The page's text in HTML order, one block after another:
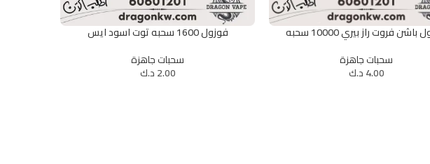
الخيارات
فروت راز بيري 10000 سحبه
سحبات جاهزة
4.00د.ك
تحديد أحد الخيارات
فوزول 1600 سحبه توت اسود ايس
سحبات جاهزة
2.00د.ك